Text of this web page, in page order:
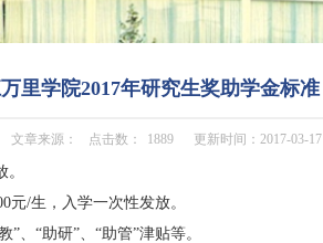
里学院2017年研究生奖助学金标准
文章来源： 点击数： 1889 更新时间：2017-03-17
。
元/生，入学一次性发放。
”、“助研”、“助管”津贴等。